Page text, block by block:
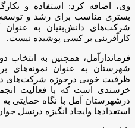
وی، اضافه کرد: استفاده و
بستری مناسب برای رشد و
شرکت‌های دانش‌بنیان به عنوان
کارآفرینی بر کسی پوشیده نیست.
فرماندارآمل، همچنین به انتخاب
شهرستان به عنوان نمونه‌های
ظرفیت خوبی درحوزه شرکت‌های
خرسندی است که با فعالیت
درشهرستان آمل با نگاه حمایتی
استعدادها وایجاد انگیزه درنسل